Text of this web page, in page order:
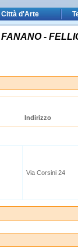
Città d'Arte
FANANO -
Indirizzo
Via Corsini 24